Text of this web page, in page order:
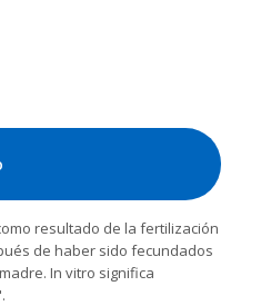
resultado de la fertilización
de haber sido fecundados
In vitro significa